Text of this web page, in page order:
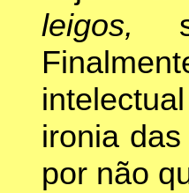
leigos,
ironia
por não